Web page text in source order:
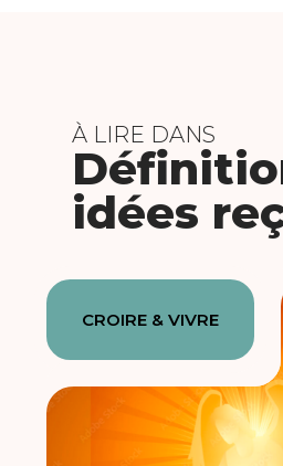
À LIRE DANS
idées
CROIRE & VIVRE